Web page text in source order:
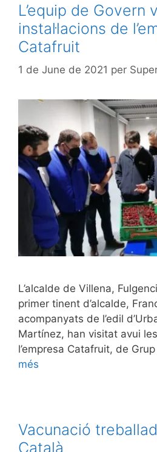
L’equip de Govern
instal·lacions de
Catafruit
1 de June de 2021 per
L’alcalde de Villena,
primer tinent d’alcalde,
acompanyats de l’edil
Martínez, han visitat avui
l’empresa Catafruit, de
més
Vacunació
Català